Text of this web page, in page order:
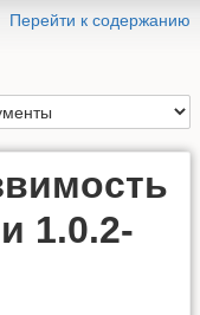
Перейти к содержанию
1.0.2-